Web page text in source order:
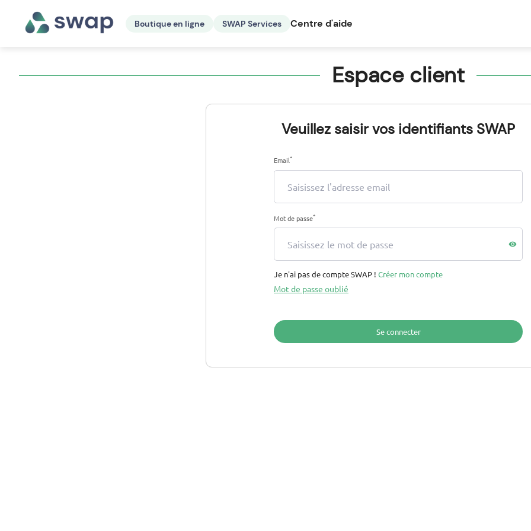
Boutique en ligne SWAP Services Centre d'aide
Espace client
Veuillez saisir vos identifiants SWAP
Email*
Mot de passe*
visibility
Je n'ai pas de compte SWAP ! Créer mon compte
Mot de passe oublié
Se connecter